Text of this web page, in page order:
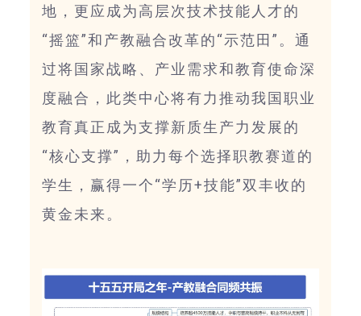
地，更应成为高层次技术技能人才的
“摇篮”和产教融合改革的“示范田”。通
过将国家战略、产业需求和教育使命深
度融合，此类中心将有力推动我国职业
教育真正成为支撑新质生产力发展的
“核心支撑”，助力每个选择职教赛道的
学生，赢得一个“学历+技能”双丰收的
黄金未来。